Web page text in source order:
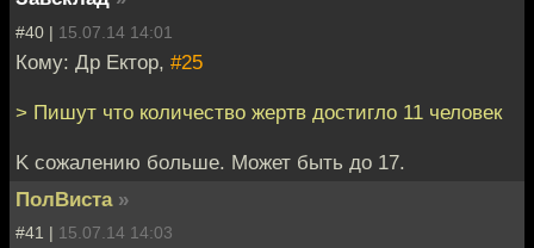
#40 | 15.07.14 14:01
Кому: Др Ектор, #25
> Пишут что количество жертв достигло 11 человек
K coжалению больше. Может быть до 17.
ПолВиста »
#41 | 15.07.14 14:03